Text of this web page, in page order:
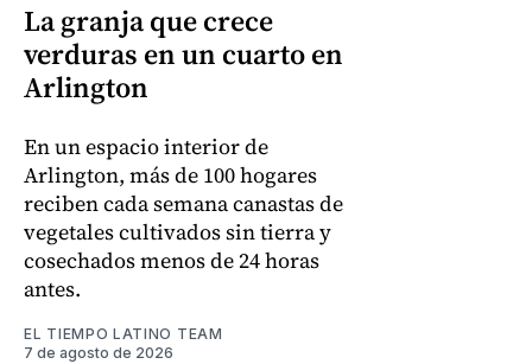
La granja que crece
verduras en un cuarto en
Arlington
En un espacio interior de
Arlington, más de 100 hogares
reciben cada semana canastas de
vegetales cultivados sin tierra y
cosechados menos de 24 horas
antes.
EL TIEMPO LATINO TEAM
7 de agosto de 2026